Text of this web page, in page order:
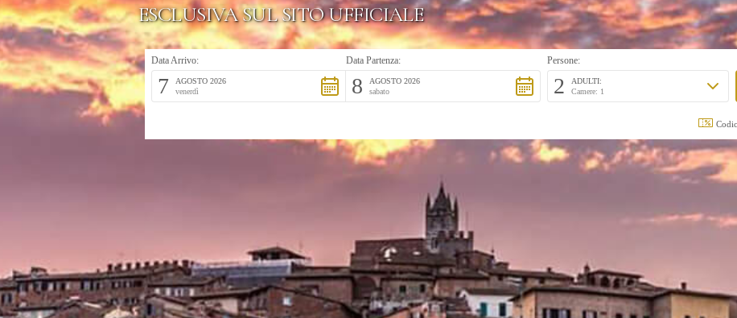
ESCLUSIVA SUL SITO UFFICIALE
Data Arrivo:
7
AGOSTO 2026
venerdì
Data Partenza:
8
AGOSTO 2026
sabato
Persone:
2
ADULTI:
Camere: 1